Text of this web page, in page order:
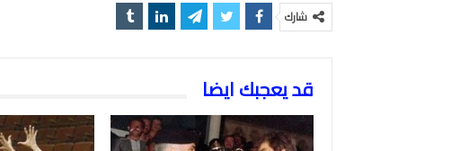
شارك
قد يعجبك ايضا